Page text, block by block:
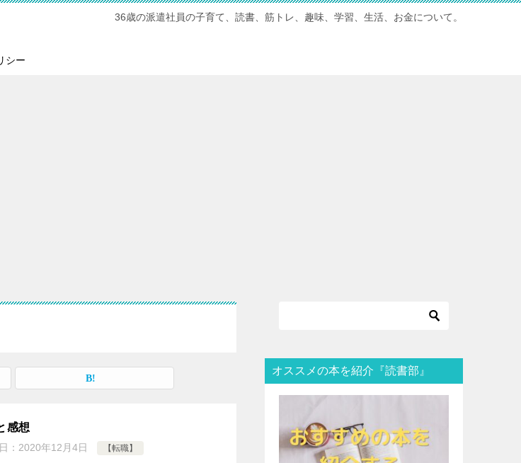
36歳の派遣社員の子育て、読書、筋トレ、趣味、学習、生活、お金について。
シー
感想
： 2020年12月4日 【転職】
オススメの本を紹介『読書部』